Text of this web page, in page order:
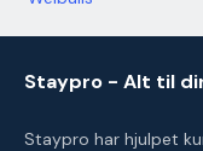
Staypro - Alt til
Staypro har hjulpet